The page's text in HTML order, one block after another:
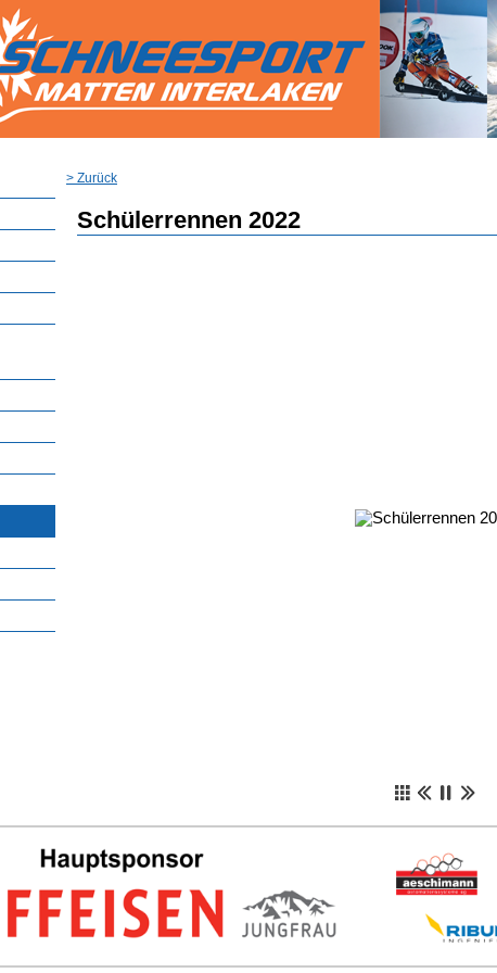
> Zurück
Schülerrennen 2022